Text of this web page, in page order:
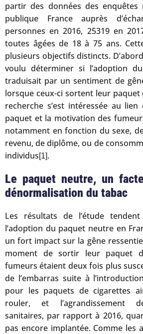
partir des données des enquêtes
publique France auprès
personnes en 2016, 25319 en
toutes âgées de 18 à 75 ans.
plusieurs objectifs distincts.
voulu déterminer si l’adoption
traduisait par un sentiment de
lorsque ceux-ci sortent leur paquet
recherche s’est intéressée au
paquet et la motivation des
notamment en fonction du sexe,
revenu, de diplôme, ou de
individus[1].
Le paquet neutre, un
dénormalisation du tabac
Les résultats de l’étude
l’adoption du paquet neutre en
un fort impact sur la gêne
moment de sortir leur paquet
fumeurs étaient deux fois plus
de l’embarras suite à
pour les paquets de cigarettes
rouler, et l’agrandissement
sanitaires, par rapport à 2016,
pas encore implantée. Comme les